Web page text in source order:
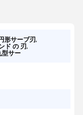
形サーブ刃,
ド の 刃,
型サー